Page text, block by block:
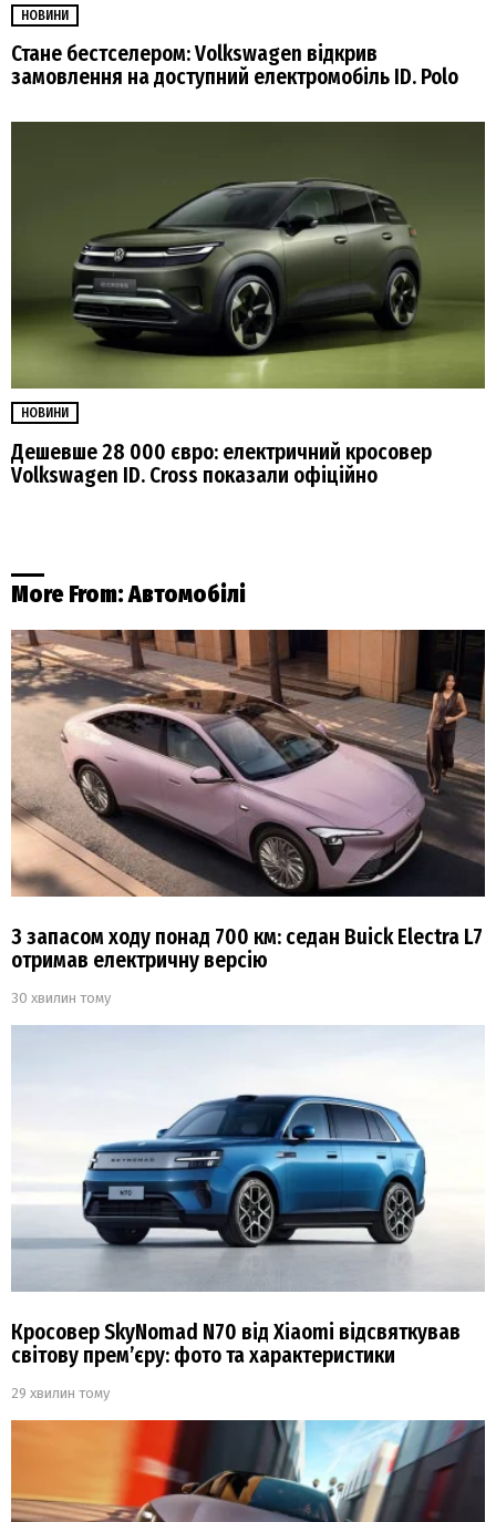
НОВИНИ
Стане бестселером: Volkswagen відкрив
замовлення на доступний електромобіль ID. Polo
НОВИНИ
Дешевше 28 000 євро: електричний кросовер
Volkswagen ID. Cross показали офіційно
More From:Автомобілі
З запасом ходу понад 700 км: седан Buick Electra L7
отримав електричну версію
30 хвилин тому
Кросовер SkyNomad N70 від Xiaomi відсвяткував
світову прем’єру: фото та характеристики
29 хвилин тому